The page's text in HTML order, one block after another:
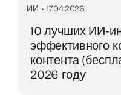
ИИ • 17.04.2026
10 лучших ИИ-
эффективного
контента
2026 году